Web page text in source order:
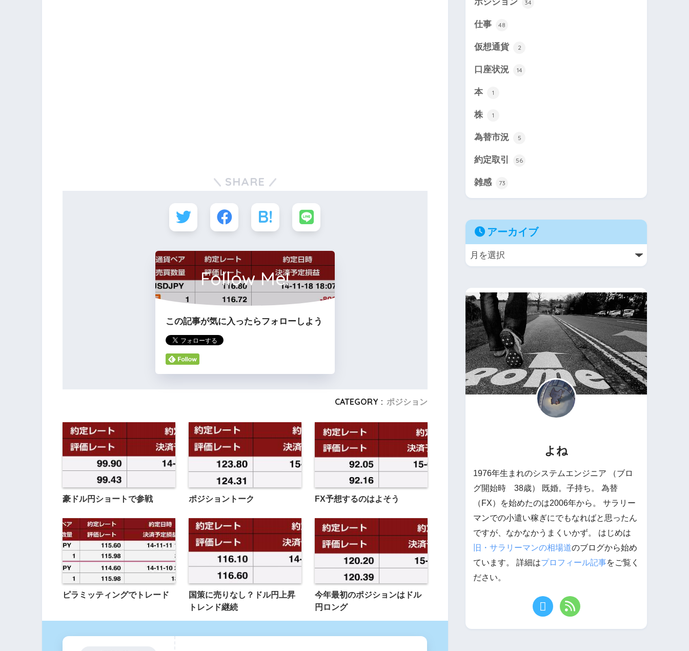
SHARE
Follow Me!
この記事が気に入ったらフォローしよう
CATEGORY : ポジション
豪ドル円ショートで参戦 ポジショントーク FX予想するのはよそう
ピラミッティングでトレード
国策に売りなし？ドル円上昇
トレンド継続
今年最初のポジションはドル
円ロング
34
仕事 48
仮想通貨 2
口座状況 14
本 1
株 1
為替市況 5
約定取引 56
雑感 73
アーカイブ
よね
1976年生まれのシステムエンジニア （ブロ
グ開始時 38歳） 既婚。子持ち。 為替
（FX）を始めたのは2006年から。 サラリー
マンでの小遣い稼ぎにでもなればと思ったん
ですが、なかなかうまくいかず。 はじめは
旧・サラリーマンの相場道のブログから始め
ています。 詳細はプロフィール記事をご覧く
ださい。